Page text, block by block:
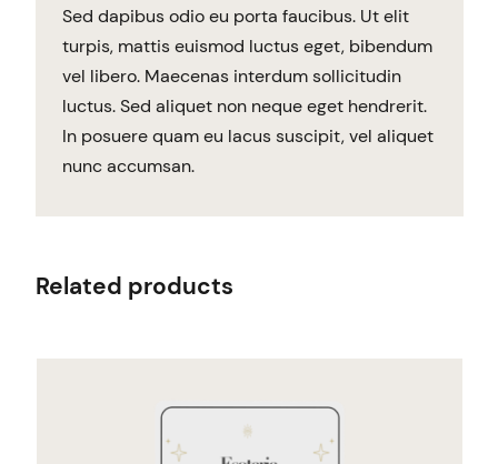
Sed dapibus odio eu porta faucibus. Ut elit
turpis, mattis euismod luctus eget, bibendum
vel libero. Maecenas interdum sollicitudin
luctus. Sed aliquet non neque eget hendrerit.
In posuere quam eu lacus suscipit, vel aliquet
nunc accumsan.
Related products